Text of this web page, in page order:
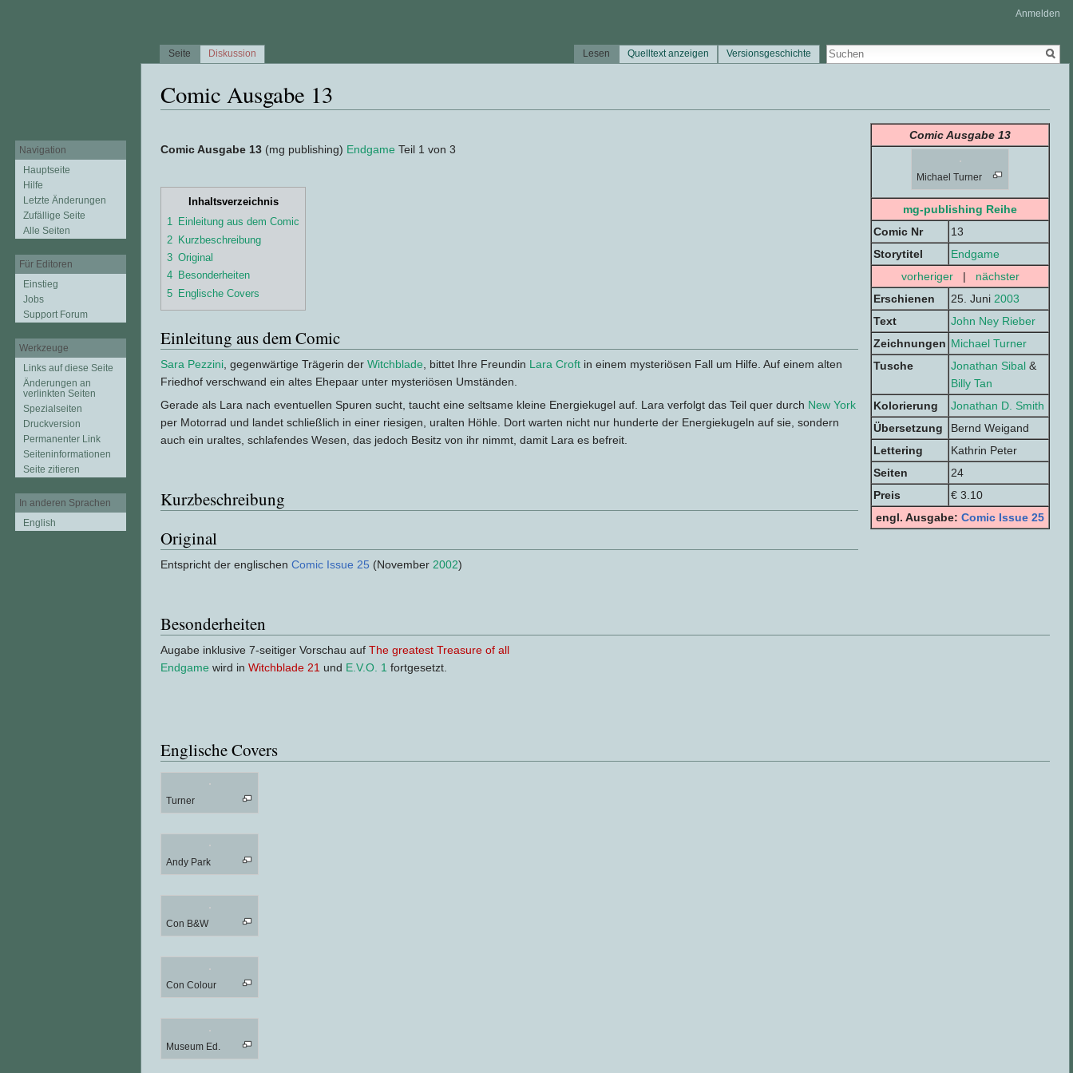
Comic Ausgabe 13
Comic Ausgabe 13
Michael Turner
mg-publishing Reihe
Comic Nr
13
Storytitel
Endgame
vorheriger| nächster
Erschienen
25. Juni 2003
Text
John Ney Rieber
Zeichnungen Michael Turner
Tusche
Jonathan Sibal &
Billy Tan
Kolorierung
Jonathan D. Smith
Übersetzung
Bernd Weigand
Lettering
Kathrin Peter
Seiten
24
Preis
€ 3.10
engl. Ausgabe: Comic Issue 25
Comic Ausgabe 13 (mg publishing) Endgame Teil 1 von 3
Inhaltsverzeichnis
1 Einleitung aus dem Comic
2 Kurzbeschreibung
3 Original
4 Besonderheiten
5 Englische Covers
Einleitung aus dem Comic
Sara Pezzini, gegenwärtige Trägerin der Witchblade, bittet Ihre Freundin Lara Croft in einem mysteriösen Fall um Hilfe. Auf einem alten
Friedhof verschwand ein altes Ehepaar unter mysteriösen Umständen.
Gerade als Lara nach eventuellen Spuren sucht, taucht eine seltsame kleine Energiekugel auf. Lara verfolgt das Teil quer durch New York
per Motorrad und landet schließlich in einer riesigen, uralten Höhle. Dort warten nicht nur hunderte der Energiekugeln auf sie, sondern
auch ein uraltes, schlafendes Wesen, das jedoch Besitz von ihr nimmt, damit Lara es befreit.
Kurzbeschreibung
Original
Entspricht der englischen Comic Issue 25 (November 2002)
Besonderheiten
Augabe inklusive 7-seitiger Vorschau auf The greatest Treasure of all
Endgame wird in Witchblade 21 und E.V.O. 1 fortgesetzt.
Englische Covers
Turner
Andy Park
Con B&W
Con Colour
Museum Ed.
Anmelden
Seite Diskussion Lesen Quelltext anzeigen Versionsgeschichte
Navigation
Hauptseite
Hilfe
Letzte Änderungen
Zufällige Seite
Alle Seiten
Für Editoren
Einstieg
Jobs
Support Forum
Werkzeuge
Links auf diese Seite
Änderungen an
verlinkten Seiten
Spezialseiten
Druckversion
Permanenter Link
Seiten­informationen
Seite zitieren
In anderen Sprachen
English